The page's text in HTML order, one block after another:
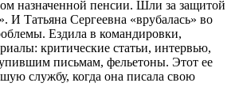
назначенной пенсии. Шли за защитой
И Татьяна Сергеевна «врубалась» во
Ездила в командировки,
критические статьи, интервью,
письмам, фельетоны. Этот ее
службу, когда она писала свою